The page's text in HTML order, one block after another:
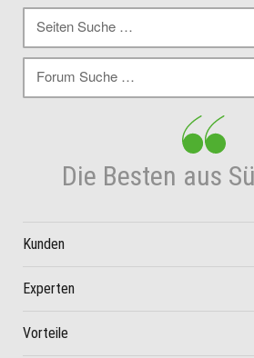
Suche
nach:
Suche
nach:
Die Besten aus
Kunden
Experten
Vorteile